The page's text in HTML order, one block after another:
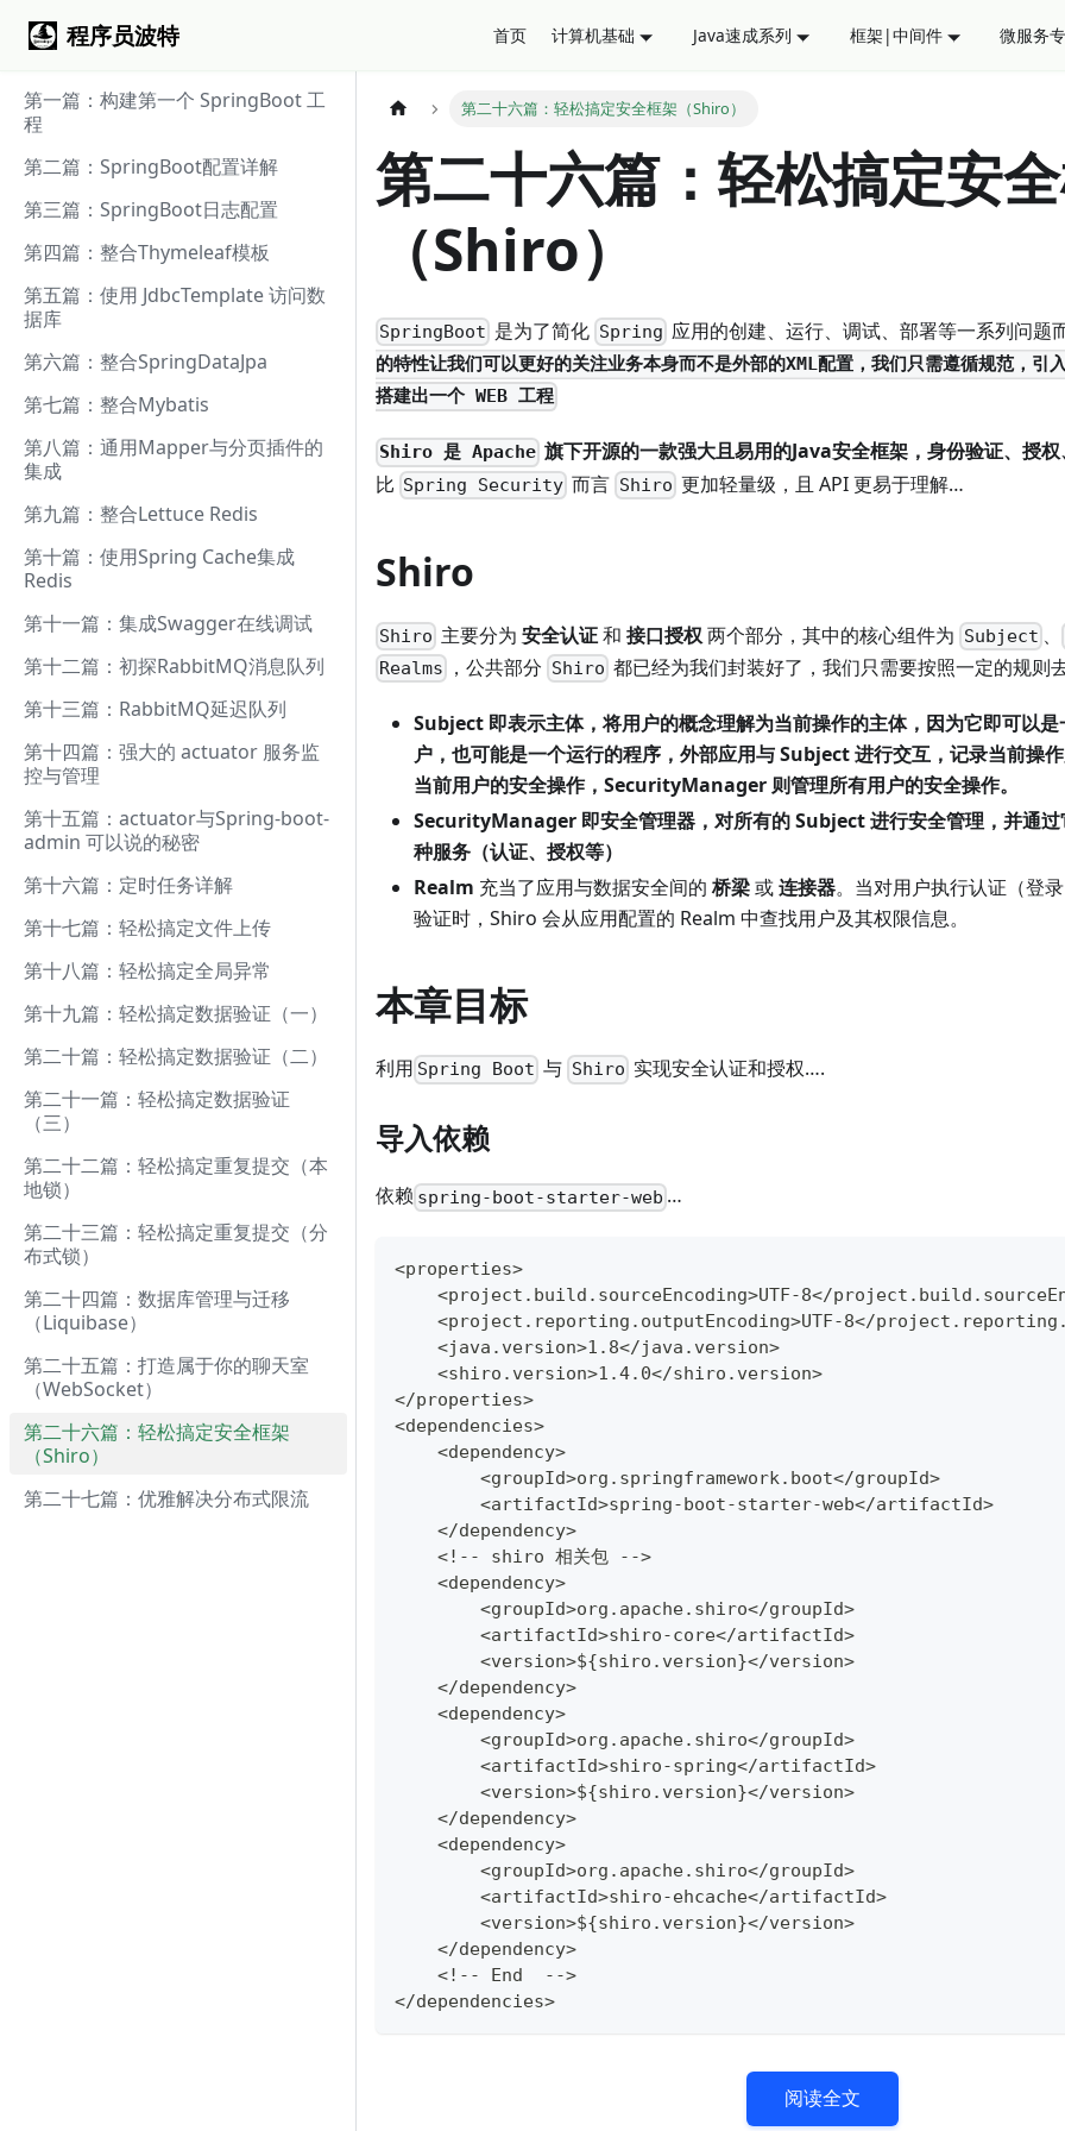
程序员波特 首页 计算机基础 Java速成系列 框架|中间件 微服务
第一篇：构建第一个 SpringBoot 工
程
第二篇：SpringBoot配置详解
第三篇：SpringBoot日志配置
第四篇：整合Thymeleaf模板
第五篇：使用 JdbcTemplate 访问数
据库
第六篇：整合SpringDataJpa
第七篇：整合Mybatis
第八篇：通用Mapper与分页插件的
集成
第九篇：整合Lettuce Redis
第十篇：使用Spring Cache集成
Redis
第十一篇：集成Swagger在线调试
第十二篇：初探RabbitMQ消息队列
第十三篇：RabbitMQ延迟队列
第十四篇：强大的 actuator 服务监
控与管理
第十五篇：actuator与Spring-boot-
admin 可以说的秘密
第十六篇：定时任务详解
第十七篇：轻松搞定文件上传
第十八篇：轻松搞定全局异常
第十九篇：轻松搞定数据验证（一）
第二十篇：轻松搞定数据验证（二）
第二十一篇：轻松搞定数据验证
（三）
第二十二篇：轻松搞定重复提交（本
地锁）
第二十三篇：轻松搞定重复提交（分
布式锁）
第二十四篇：数据库管理与迁移
（Liquibase）
第二十五篇：打造属于你的聊天室
（WebSocket）
第二十六篇：轻松搞定安全框架
（Shiro）
第二十七篇：优雅解决分布式限流
第二十六篇：轻松搞定安全框架（Shiro）
第二十六篇：轻松搞定安
（Shiro）
SpringBoot 是为了简化 Spring 应用的创建、运行、调试、部署等一系列问题
的特性让我们可以更好的关注业务本身而不是外部的XML配置，我们只需遵循规范，引
搭建出一个 WEB 工程
Shiro 是 Apache 旗下开源的一款强大且易用的Java安全框架，身份验证、授
比 Spring Security 而言 Shiro 更加轻量级，且 API 更易于理解…
Shiro
Shiro 主要分为安全认证和接口授权两个部分，其中的核心组件为 Subject 、
Realms
，公共部分 Shiro 都已经为我们封装好了，我们只需要按照一定的规则
Subject 即表示主体，将用户的概念理解为当前操作的主体，因为它即可以
户，也可能是一个运行的程序，外部应用与 Subject 进行交互，记录当前操
当前用户的安全操作，SecurityManager 则管理所有用户的安全操作。
SecurityManager 即安全管理器，对所有的 Subject 进行安全管理，并通
种服务（认证、授权等）
Realm 充当了应用与数据安全间的 桥梁或连接器。当对用户执行认证（登
验证时，Shiro 会从应用配置的 Realm 中查找用户及其权限信息。
本章目标
利用 Spring Boot 与 Shiro 实现安全认证和授权….
导入依赖
依赖 spring-boot-starter-web …
<properties>
<project.build.sourceEncoding>UTF-8</
<project.reporting.outputEncoding>UTF-8</
    <java.version>1.8</java.version>
    <shiro.version>1.4.0</shiro.version>
</properties>
<dependencies>
    <dependency>
        <groupId>org.springframework.boot</groupId>
        <artifactId>spring-boot-starter-web</artifactId>
    </dependency>
    <!-- shiro 相关包 -->
    <dependency>
        <groupId>org.apache.shiro</groupId>
        <artifactId>shiro-core</artifactId>
        <version>${shiro.version}</version>
    </dependency>
    <dependency>
        <groupId>org.apache.shiro</groupId>
        <artifactId>shiro-spring</artifactId>
        <version>${shiro.version}</version>
    </dependency>
    <dependency>
        <groupId>org.apache.shiro</groupId>
        <artifactId>shiro-ehcache</artifactId>
        <version>${shiro.version}</version>
    </dependency>
    <!-- End  -->
</dependencies>
阅读全文